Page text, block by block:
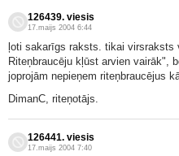
126439. viesis
17.maijs 2004 6:44
ļoti sakarīgs raksts. tikai virsraksts
Riteņbraucēju kļūst arvien vairāk",
joprojām nepieņem riteņbraucējus
DimanC, riteņotājs.
126441. viesis
17.maijs 2004 7:40